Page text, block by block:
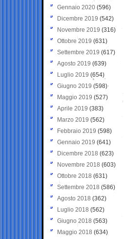
Gennaio 2020 (596)
Dicembre 2019 (542)
Novembre 2019 (316)
Ottobre 2019 (631)
Settembre 2019 (617)
Agosto 2019 (639)
Luglio 2019 (654)
Giugno 2019 (598)
Maggio 2019 (527)
Aprile 2019 (383)
Marzo 2019 (562)
Febbraio 2019 (598)
Gennaio 2019 (641)
Dicembre 2018 (623)
Novembre 2018 (603)
Ottobre 2018 (631)
Settembre 2018 (586)
Agosto 2018 (362)
Luglio 2018 (562)
Giugno 2018 (563)
Maggio 2018 (634)